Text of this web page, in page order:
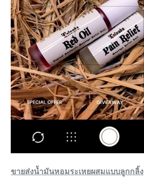
ขายส่งน้ำมันหอมระเหยผสมแบบลูกกลิ้ง